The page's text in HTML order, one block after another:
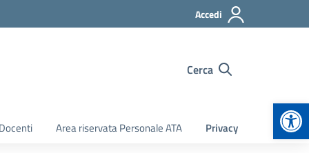
Accedi
Cerca
Area riservata Personale ATA Privacy